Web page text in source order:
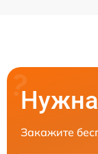
Нужна
Закажите